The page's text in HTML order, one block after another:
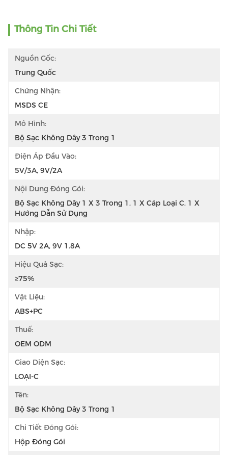
Thông Tin Chi Tiết
Nguồn Gốc:
Trung Quốc
Chứng Nhận:
MSDS CE
Mô Hình:
Bộ Sạc Không Dây 3 Trong 1
Điện Áp Đầu Vào:
5V/3A, 9V/2A
Nội Dung Đóng Gói:
Bộ Sạc Không Dây 1 X 3 Trong 1, 1 X Cáp Loại C, 1 X
Hướng Dẫn Sử Dụng
Nhập:
DC 5V 2A, 9V 1.8A
Hiệu Quả Sạc:
≥75%
Vật Liệu:
ABS+PC
Thuế:
OEM ODM
Giao Diện Sạc:
LOẠI-C
Tên:
Bộ Sạc Không Dây 3 Trong 1
Chi Tiết Đóng Gói:
Hộp Đóng Gói